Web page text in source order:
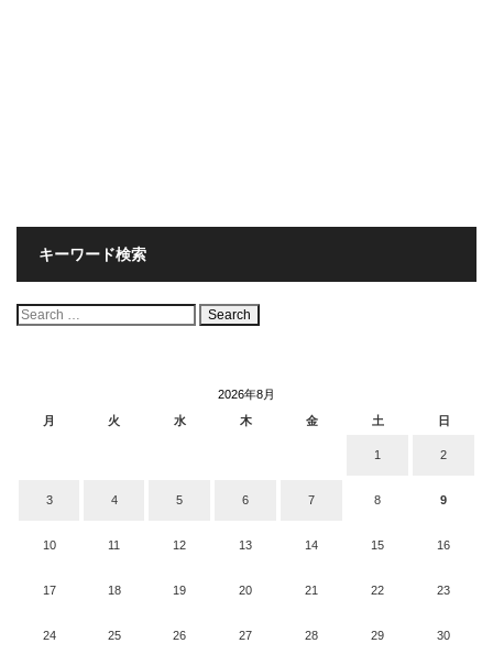
キーワード検索
検
索:
2026年8月
月
火 水 木 金 土 日
1 2
3 4 5 6 7 8 9
10 11 12 13 14 15 16
17 18 19 20 21 22 23
24 25 26 27 28 29 30